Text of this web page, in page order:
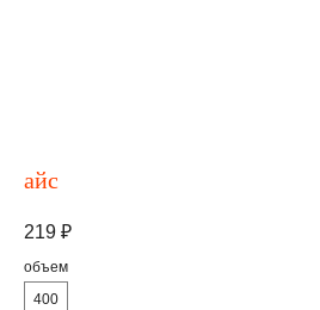
айс
219 ₽
объем
400